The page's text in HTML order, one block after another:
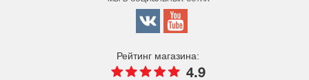
Рейтинг магазина:
4.9